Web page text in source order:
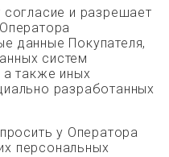
и разрешает
данные Покупателя,
систем
а также иных
разработанных
у Оператора
персональных